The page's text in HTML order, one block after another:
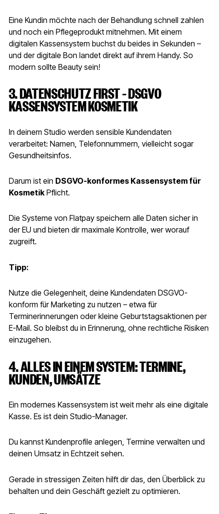
Eine Kundin möchte nach der Behandlung schnell zahlen
und noch ein Pflegeprodukt mitnehmen. Mit einem
digitalen Kassensystem buchst du beides in Sekunden –
und der digitale Bon landet direkt auf ihrem Handy. So
modern sollte Beauty sein!
3. DATENSCHUTZ FIRST – DSGVO
KASSENSYSTEM KOSMETIK
In deinem Studio werden sensible Kundendaten
verarbeitet: Namen, Telefonnummern, vielleicht sogar
Gesundheitsinfos.
Darum ist ein DSGVO-konformes Kassensystem für
KosmetikPflicht.
Die Systeme von Flatpay speichern alle Daten sicher in
der EU und bieten dir maximale Kontrolle, wer worauf
zugreift.
Tipp:
Nutze die Gelegenheit, deine Kundendaten DSGVO-
konform für Marketing zu nutzen – etwa für
Terminerinnerungen oder kleine Geburtstagsaktionen per
E-Mail. So bleibst du in Erinnerung, ohne rechtliche Risiken
einzugehen.
4. ALLES IN EINEM SYSTEM: TERMINE,
KUNDEN, UMSÄTZE
Ein modernes Kassensystem ist weit mehr als eine digitale
Kasse. Es ist dein Studio-Manager.
Du kannst Kundenprofile anlegen, Termine verwalten und
deinen Umsatz in Echtzeit sehen.
Gerade in stressigen Zeiten hilft dir das, den Überblick zu
behalten und dein Geschäft gezielt zu optimieren.